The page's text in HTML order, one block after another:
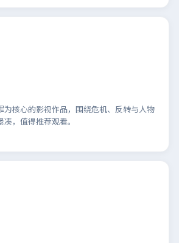
为核心的影视作品，围绕危机、反转与人物
，值得推荐观看。